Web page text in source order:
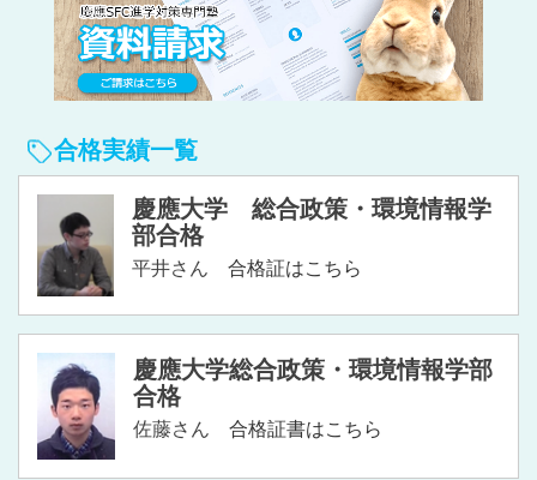
合格実績一覧
慶應大学 総合政策・環境情報学
部合格
平井さん 合格証はこちら
慶應大学総合政策・環境情報学部
合格
佐藤さん 合格証書はこちら